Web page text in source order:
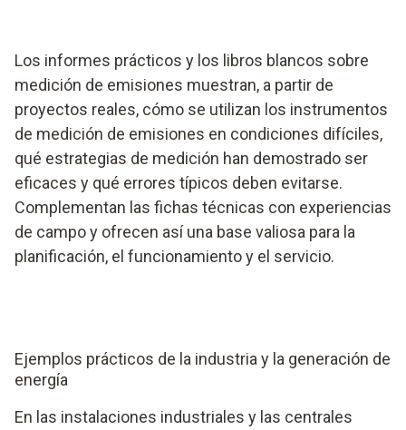
Los informes prácticos y los libros blancos sobre
medición de emisiones muestran, a partir de
proyectos reales, cómo se utilizan los instrumentos
de medición de emisiones en condiciones difíciles,
qué estrategias de medición han demostrado ser
eficaces y qué errores típicos deben evitarse.
Complementan las fichas técnicas con experiencias
de campo y ofrecen así una base valiosa para la
planificación, el funcionamiento y el servicio.
Ejemplos prácticos de la industria y la generación de
energía
En las instalaciones industriales y las centrales